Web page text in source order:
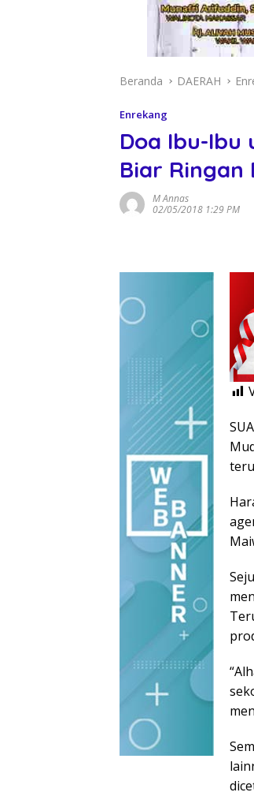
Beranda DAERAH
Enrekang
Doa Ibu-Ibu
Biar Ringan
M Annas
02/05/2018 1:29 PM